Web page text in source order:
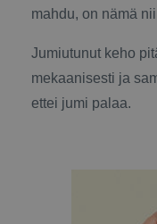
mahdu, on nämä
Jumiutunut keho
mekaanisesti ja
ettei jumi palaa.